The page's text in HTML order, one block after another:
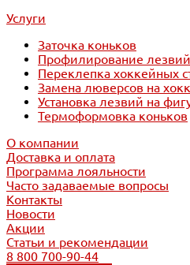
Услуги
Заточка коньков
Профилирование лезвий
Переклепка хоккейных
Замена люверсов на
Установка лезвий на
Термоформовка коньков
О компании
Доставка и оплата
Программа лояльности
Часто задаваемые вопросы
Контакты
Новости
Акции
Статьи и рекомендации
8 800 700-90-44